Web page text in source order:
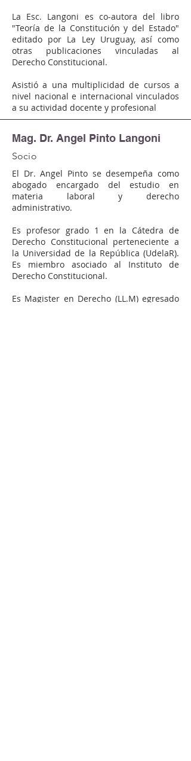
La Esc. Langoni es co-autora del libro
"Teoría de la Constitución y del Estado"
editado por La Ley Uruguay, así como
otras publicaciones vinculadas al
Derecho Constitucional.
Asistió a una multiplicidad de cursos a
nivel nacional e internacional vinculados
a su actividad docente y profesional
Mag. Dr. Angel Pinto Langoni
Socio
El Dr. Angel Pinto se desempeña como
abogado encargado del estudio en
materia laboral y derecho
administrativo.
Es profesor grado 1 en la Cátedra de
Derecho Constitucional perteneciente a
la Universidad de la República (UdelaR).
Es miembro asociado al Instituto de
Derecho Constitucional.
Es Magister en Derecho (LL.M) egresado